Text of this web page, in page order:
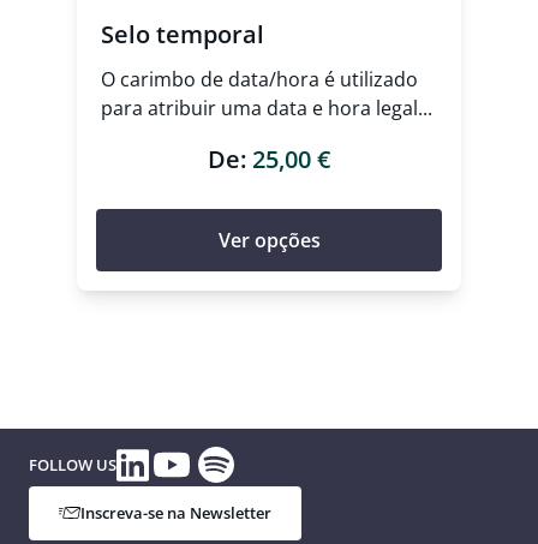
Selo temporal
O carimbo de data/hora é utilizado
para atribuir uma data e hora legal...
De:25,00€
Ver opções
FOLLOW USLinkedInYouTubeSpotify
Inscreva-se na Newsletter